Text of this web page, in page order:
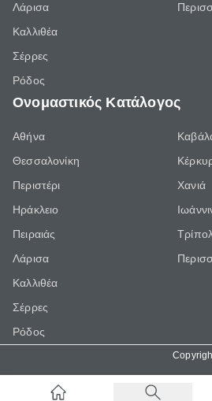
Λάρισα
Καλλιθέα
Σέρρες
Ρόδος
Ονομαστικός Κατάλογος
Αθήνα
Θεσσαλονίκη
Περιστέρι
Ηράκλειο
Πειραιάς
Λάρισα
Καλλιθέα
Σέρρες
Ρόδος
Χανιά